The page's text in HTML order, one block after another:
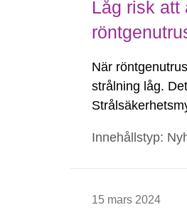
Låg risk att
När
strålning låg.
Innehållstyp:
15 mars 2024